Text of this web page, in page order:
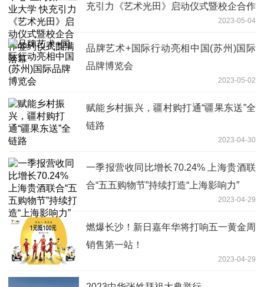
充引力《艺术光田》启动仪式暨校企合作
2023-05-04
品牌艺术+国际行动亮相中国(苏州)国际
品牌博览会
2023-05-02
赋能乡村振兴，疆村购打通“疆果东送”全
链路
2023-04-30
一季报营收同比增长70.24% 上海贵酒联
合“五五购物节”持续打造“上海影响力”
2023-04-29
燃爆长沙！新日嘉年华将打响五一黄金周
销售第一站！
2023-04-29